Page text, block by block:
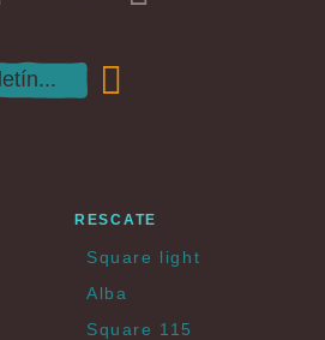
RESCATE
Square light
Alba
Square 115